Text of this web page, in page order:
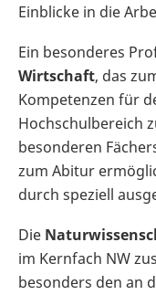
Einblicke in die
Ein besonderes
Wirtschaft, das
Kompetenzen für
Hochschulbereich
besonderen
zum Abitur
durch speziell
Die
im Kernfach NW
besonders den an